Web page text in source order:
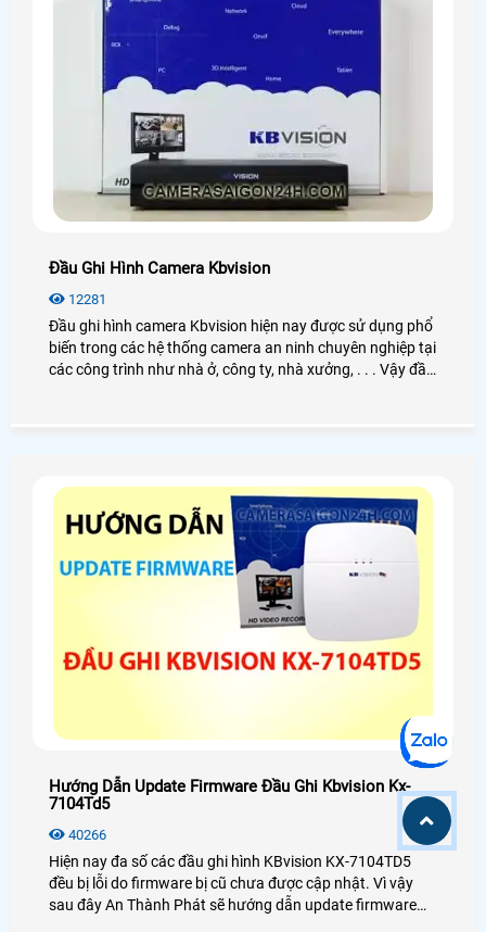
Đầu Ghi Hình Camera Kbvision
12281
Đầu ghi hình camera Kbvision hiện nay được sử dụng phổ
biến trong các hệ thống camera an ninh chuyên nghiệp tại
các công trình như nhà ở, công ty, nhà xưởng, . . . Vậy đầu
Hướng Dẫn Update Firmware Đầu Ghi Kbvision Kx-
7104Td5
40266
Hiện nay đa số các đầu ghi hình KBvision KX-7104TD5
đều bị lỗi do firmware bị cũ chưa được cập nhật. Vì vậy
sau đây An Thành Phát sẽ hướng dẫn update firmware